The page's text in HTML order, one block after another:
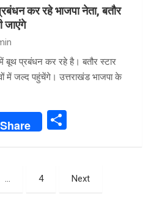
कर रहे भाजपा नेता, बतौर
जाएंगे
बूथ प्रबंधन कर रहे है। बतौर स्टार
में जल्द पहुंचेंगे। उत्तराखंड भाजपा के
Share
e
… 4 Next